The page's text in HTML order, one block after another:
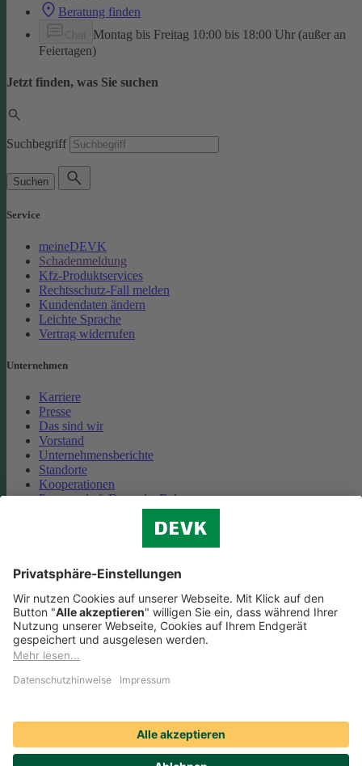
Beratung finden
Montag bis Freitag 10:00 bis 18:00 Uhr (außer an
Feiertagen)
Jetzt finden, was Sie suchen
Suchbegriff
Suchen
Service
meineDEVK
Schadenmeldung
Kfz-Produktservices
Rechtsschutz-Fall melden
Kundendaten ändern
Leichte Sprache
Vertrag widerrufen
Unternehmen
Karriere
Presse
Das sind wir
Vorstand
Unternehmensberichte
Standorte
Kooperationen
Partnerschaft Deutsche Bahn
Cookie-Einstellungen
Datenschutz
Impressum
Streitbeilegung
Nutzungshinweise
Compliance
Social Media Icons sowie Verlinkungen, die mit